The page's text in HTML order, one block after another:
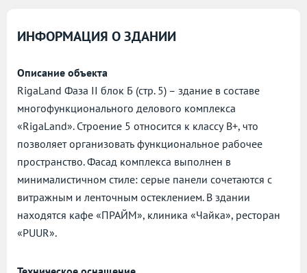
ИНФОРМАЦИЯ О ЗДАНИИ
Описание объекта
RigaLand Фаза II блок Б (стр. 5) – здание в составе
многофункционального делового комплекса
«RigaLand». Строение 5 относится к классу В+, что
позволяет организовать функциональное рабочее
пространство. Фасад комплекса выполнен в
минималистичном стиле: серые панели сочетаются с
витражным и ленточным остеклением. В здании
находятся кафе «ПРАЙМ», клиника «Чайка», ресторан
«PUUR».